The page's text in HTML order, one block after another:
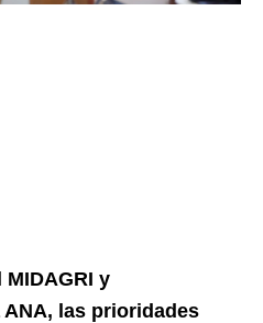
y
las prioridades